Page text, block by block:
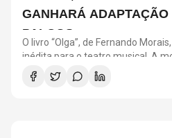
GANHARÁ
PALCOS
O livro “Olga”, de Fernando
inédita para o teatro musical. A
direção de Tadeu Aguiar, direção
Rodrigues, composições e